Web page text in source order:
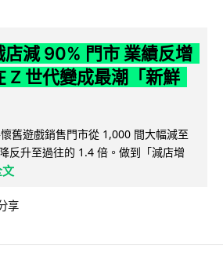
店減 90% 門市 業績反增
Z 世代變成最潮「新鮮
舊遊戲銷售門市從 1,000 間大幅減至
反升至過往的 1.4 倍。做到「減店增
享